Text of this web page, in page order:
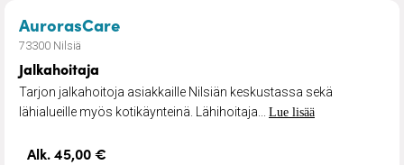
AurorasCare– Jalkahoitaja
73300 Nilsiä
Jalkahoitaja
Tarjon jalkahoitoja asiakkaille Nilsiän keskustassa sekä
lähialueille myös kotikäynteinä. Lähihoitaja... Lue lisää
Alk. 45,00 €